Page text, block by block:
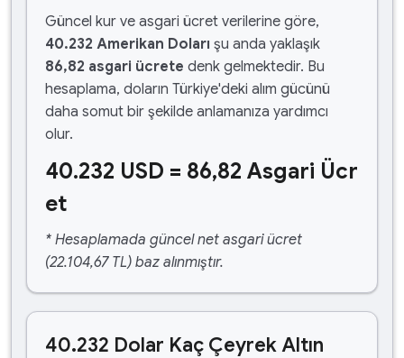
Güncel kur ve asgari ücret verilerine göre,
40.232 Amerikan Doları şu anda yaklaşık
86,82 asgari ücrete denk gelmektedir. Bu
hesaplama, doların Türkiye'deki alım gücünü
daha somut bir şekilde anlamanıza yardımcı
olur.
40.232 USD = 86,82 Asgari Ücr
et
* Hesaplamada güncel net asgari ücret
(22.104,67 TL) baz alınmıştır.
40.232 Dolar Kaç Çeyrek Altın